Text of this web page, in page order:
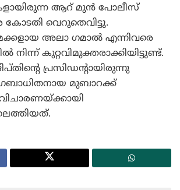
ആറ് മുന്‍ പോലീസ്
വെറുതെവിട്ടു.
അലാ ഗമാല്‍ എന്നിവരെ
നിന്ന് കുറ്റവിമുക്തരാക്കിയിട്ടുണ്ട്.
പ്രസിഡന്റായിരുന്നു
മുബാറക്ക്
വിചാരണയ്ക്കായി